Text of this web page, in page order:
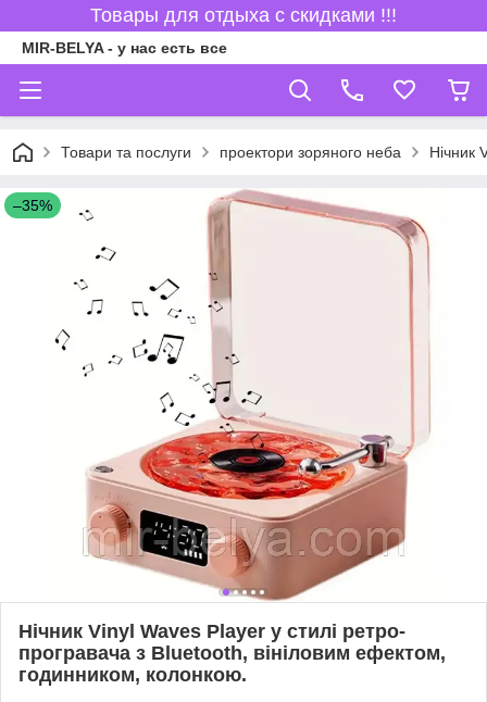
Товары для отдыха с скидками !!!
MIR-BELYA - у нас есть все
Товари та послуги проектори зоряного неба Нічник
–35%
Нічник Vinyl Waves Player у стилі ретро-
програвача з Bluetooth, вініловим ефектом,
годинником, колонкою.